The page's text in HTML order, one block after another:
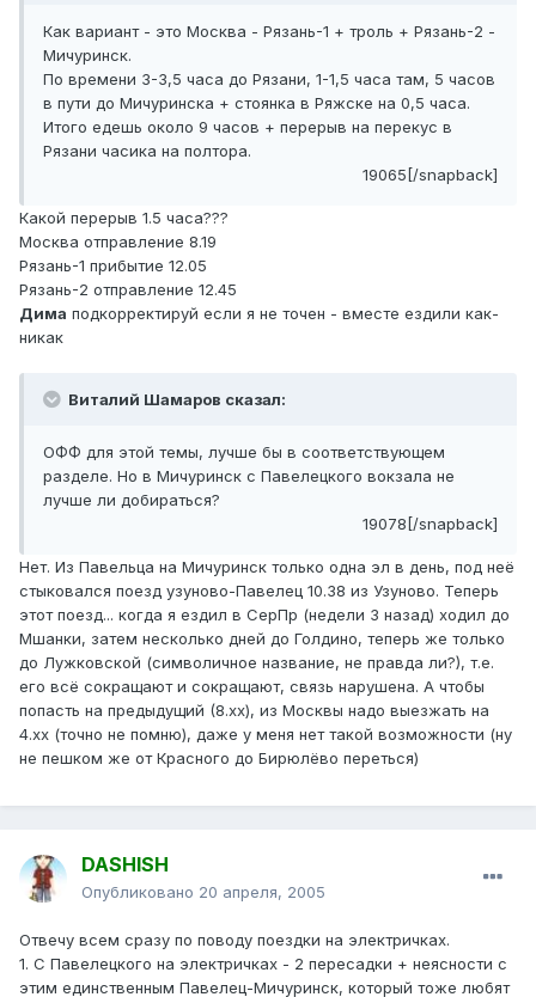
Как вариант - это Москва - Рязань-1 + троль + Рязань-2 -
Мичуринск.
По времени 3-3,5 часа до Рязани, 1-1,5 часа там, 5 часов
в пути до Мичуринска + стоянка в Ряжске на 0,5 часа.
Итого едешь около 9 часов + перерыв на перекус в
Рязани часика на полтора.
19065[/snapback]
Какой перерыв 1.5 часа???
Москва отправление 8.19
Рязань-1 прибытие 12.05
Рязань-2 отправление 12.45
Дима подкорректируй если я не точен - вместе ездили как-
никак
Виталий Шамаров сказал:
ОФФ для этой темы, лучше бы в соответствующем
разделе. Но в Мичуринск с Павелецкого вокзала не
лучше ли добираться?
19078[/snapback]
Нет. Из Павельца на Мичуринск только одна эл в день, под неё
стыковался поезд узуново-Павелец 10.38 из Узуново. Теперь
этот поезд... когда я ездил в СерПр (недели 3 назад) ходил до
Мшанки, затем несколько дней до Голдино, теперь же только
до Лужковской (символичное название, не правда ли?), т.е.
его всё сокращают и сокращают, связь нарушена. А чтобы
попасть на предыдущий (8.хх), из Москвы надо выезжать на
4.хх (точно не помню), даже у меня нет такой возможности (ну
не пешком же от Красного до Бирюлёво переться)
DASHISH
Опубликовано 20 апреля, 2005
Отвечу всем сразу по поводу поездки на электричках.
1. С Павелецкого на электричках - 2 пересадки + неясности с
этим единственным Павелец-Мичуринск, который тоже любят